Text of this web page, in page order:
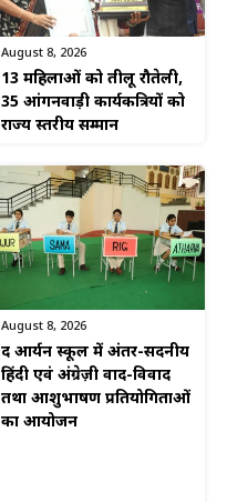
August 8, 2026
13 महिलाओं को तीलू रौतेली,
35 आंगनवाड़ी कार्यकत्रियों को
राज्य स्तरीय सम्मान
August 8, 2026
द आर्यन स्कूल में अंतर-सदनीय
हिंदी एवं अंग्रेज़ी वाद-विवाद
तथा आशुभाषण प्रतियोगिताओं
का आयोजन